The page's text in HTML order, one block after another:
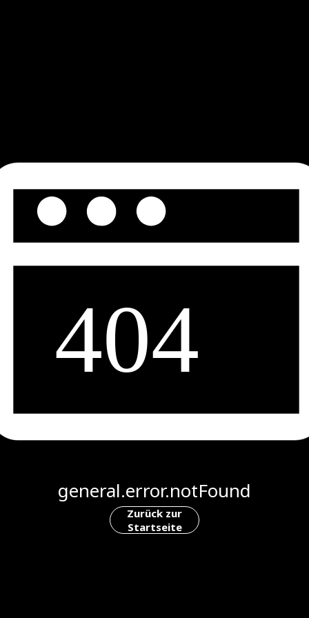
general.error.notFound
Zurück zur
Startseite